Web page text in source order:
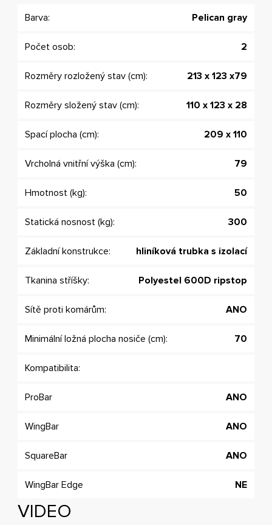
Barva: Pelican gray
Počet osob: 2
Rozměry rozložený stav (cm): 213 x 123 x79
Rozměry složený stav (cm): 110 x 123 x 28
Spací plocha (cm): 209 x 110
Vrcholná vnitřní výška (cm): 79
Hmotnost (kg): 50
Statická nosnost (kg): 300
Základní konstrukce: hliníková trubka s izolací
Tkanina stříšky: Polyestel 600D ripstop
Sítě proti komárům: ANO
Minimální ložná plocha nosiče (cm): 70
Kompatibilita:
ProBar ANO
WingBar ANO
SquareBar ANO
WingBar Edge NE
VIDEO